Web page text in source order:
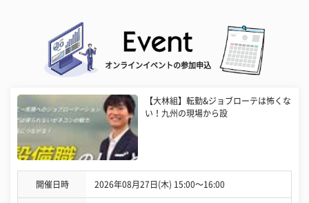
オンラインイベントの参加申込
【大林組】転勤&ジョブローテは怖くな
い！九州の現場から設
開催日時 2026年08月27日(木) 15:00〜16:00